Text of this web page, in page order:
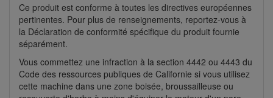
Ce produit est conforme à toutes les directives européennes
pertinentes. Pour plus de renseignements, reportez-vous à
la Déclaration de conformité spécifique du produit fournie
séparément.
Vous commettez une infraction à la section 4442 ou 4443 du
Code des ressources publiques de Californie si vous utilisez
cette machine dans une zone boisée, broussailleuse ou